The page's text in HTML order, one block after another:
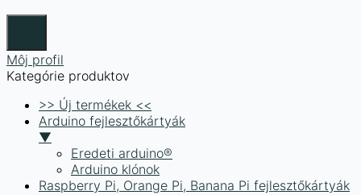
Môj profil
Kategórie produktov
>> Új termékek <<
Arduino fejlesztőkártyák
▼
Eredeti arduino®
Arduino klónok
Raspberry Pi, Orange Pi, Banana Pi fejlesztőkártyák